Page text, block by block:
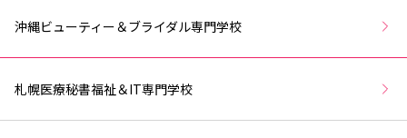
沖縄ビューティー＆ブライダル専門学校
札幌医療秘書福祉＆IT専門学校